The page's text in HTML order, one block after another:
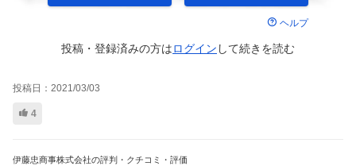
ヘルプ
投稿・登録済みの方はログイン して続きを読む
投稿日： 2021/03/03
4
伊藤忠商事株式会社の評判・クチコミ・評価